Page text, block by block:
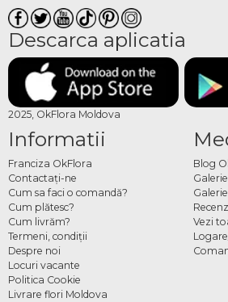
Descarca aplicatia
2025, OkFlora Moldova
Informatii
Franciza OkFlora
Contactaţi-ne
Cum sa faci o comandă?
Cum plătesc?
Cum livrăm?
Termeni, condiţii
Despre noi
Locuri vacante
Politica Cookie
Livrare flori Moldova
Blog
Vezi